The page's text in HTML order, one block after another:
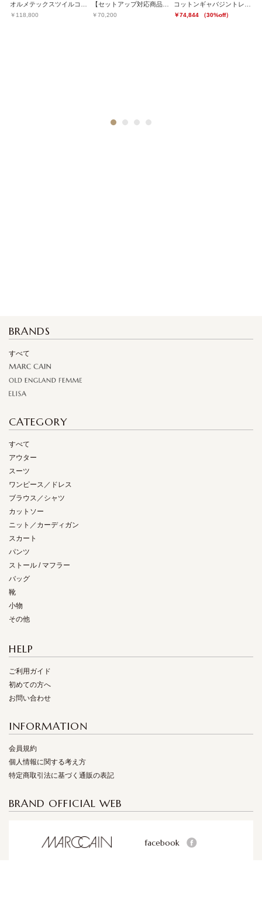
オルメテックスツイルコート
￥118,800
【セットアップ対応商品】ハイクオリティストレッチテーラードジャケット
￥70,200
コットンギャバジントレンチコート
￥74,844 （30%off）
2 3 4
BRANDS
すべて
CATEGORY
すべて
アウター
スーツ
ワンピース／ドレス
ブラウス／シャツ
カットソー
ニット／カーディガン
スカート
パンツ
ストール / マフラー
バッグ
靴
小物
その他
HELP
ご利用ガイド
初めての方へ
お問い合わせ
INFORMATION
会員規約
個人情報に関する考え方
特定商取引法に基づく通販の表記
BRAND OFFICIAL WEB
facebook